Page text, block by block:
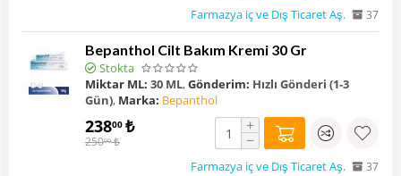
Farmazya iç ve Dış Ticaret Aş. 37
Bepanthol Cilt Bakım Kremi 30 Gr
Stokta
Miktar ML: 30 ML,Gönderim: Hızlı Gönderi (1-3
Gün), Marka: Bepanthol
23800 ₺
25000 ₺
+
−
Farmazya iç ve Dış Ticaret Aş. 37